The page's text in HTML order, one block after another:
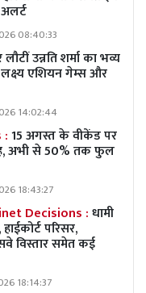
08:40:33
उन्नति शर्मा का भव्य
एशियन गेम्स और
14:02:44
:15 अगस्त के वीकेंड पर
अभी से 50% तक फुल
18:43:27
Decisions :धामी
परिसर,
विस्तार समेत कई
18:14:37